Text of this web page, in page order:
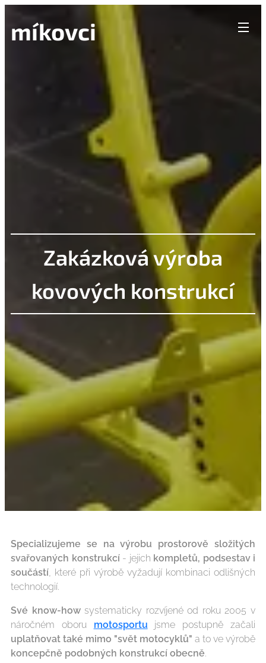
míkovci
Zakázková výroba
kovových konstrukcí
Specializujeme se na výrobu prostorově složitých
svařovaných konstrukcí - jejich kompletů, podsestav i
součástí , které při výrobě vyžadují kombinaci odlišných
technologií.
Své know-howsystematicky rozvíjené od roku 2005 v
náročném oboru motosportu jsme postupně začali
uplatňovat také mimo "svět motocyklů" a to ve výrobě
koncepčně podobných konstrukcí obecně.